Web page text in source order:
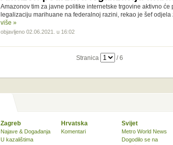
Amazonov tim za javne politike internetske trgovine aktivno će
legalizaciju marihuane na federalnoj razini, rekao je šef
više »
objavljeno 02.06.2021. u 16:02
Stranica / 6
Zagreb
Najave & Događanja
U kazalištima
Hrvatska
Komentari
Svijet
Metro World News
Dogodilo se na